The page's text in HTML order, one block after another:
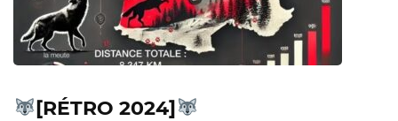
[RÉTRO 2024]